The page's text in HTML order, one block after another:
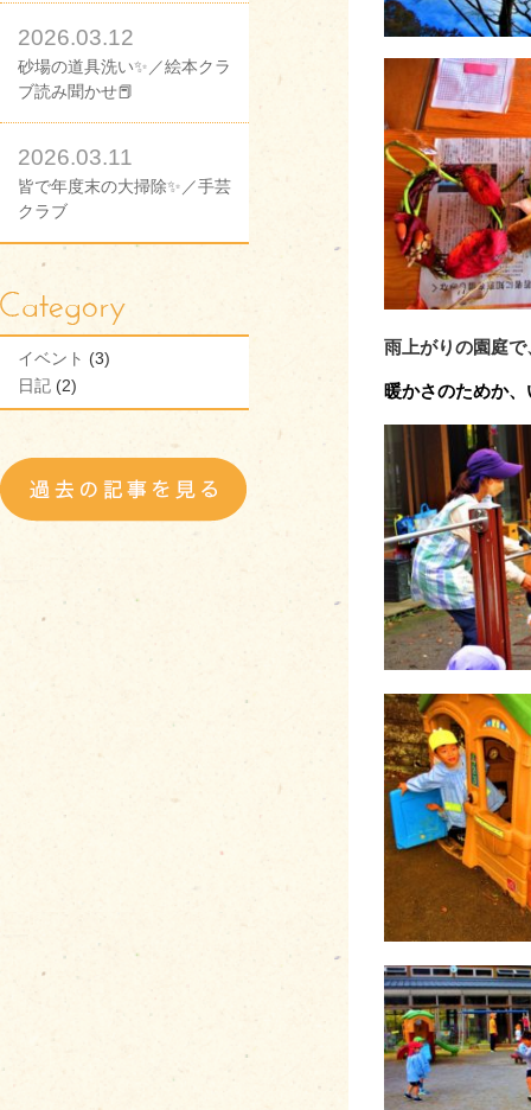
2026.03.12
砂場の道具洗い✨／絵本クラ
ブ読み聞かせ📕
2026.03.11
皆で年度末の大掃除✨／手芸
クラブ
イベント (3)
日記 (2)
雨上がりの園庭
暖かさのためか